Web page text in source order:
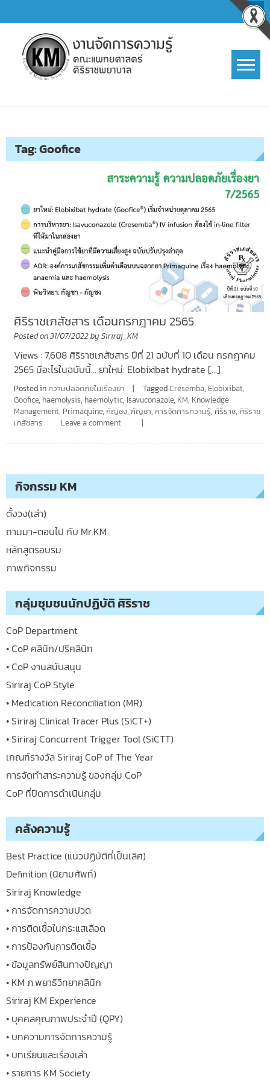
to
content
Tag:Goofice
ศิริราชเภสัชสาร เดือนกรกฎาคม 2565
Posted on31/07/2022by Siriraj_KM
Views : 7,608 ศิริราชเภสัชสาร ปีที่ 21 ฉบับที่ 10 เดือน กรกฎาคม
2565 มีอะไรในฉบับนี้… ยาใหม่: Elobixibat hydrate […]
Posted in ความปลอดภัยในเรื่องยา TaggedCresemba, Elobixibat,
Goofice, haemolysis, haemolytic, Isavuconazole, KM, Knowledge
Management, Primaquine, กัญชง, กัญชา, การจัดการความรู้, ศิริราช, ศิริราช
เภสัชสาร
Leave a comment
กิจกรรม KM
ตั้งวง(เล่า)
ถามมา-ตอบไป กับ Mr.KM
หลักสูตรอบรม
ภาพกิจกรรม
กลุ่มชุมชนนักปฏิบัติ ศิริราช
CoP Department
• CoP คลินิก/ปริคลินิก
• CoP งานสนับสนุน
Siriraj CoP Style
• Medication Reconciliation (MR)
• Siriraj Clinical Tracer Plus (SiCT+)
• Siriraj Concurrent Trigger Tool (SiCTT)
เกณฑ์รางวัล Siriraj CoP of The Year
การจัดทำสาระความรู้ ของกลุ่ม CoP
CoP ที่ปิดการดำเนินกลุ่ม
คลังความรู้
Best Practice (แนวปฏิบัติที่เป็นเลิศ)
Definition (นิยามศัพท์)
Siriraj Knowledge
• การจัดการความปวด
• การติดเชื้อในกระแสเลือด
• การป้องกันการติดเชื้อ
• ข้อมูลทรัพย์สินทางปัญญา
• KM ภ.พยาธิวิทยาคลินิก
Siriraj KM Experience
• บุคคลคุณภาพประจำปี (QPY)
• บทความการจัดการความรู้
• บทเรียนและเรื่องเล่า
• รายการ KM Society